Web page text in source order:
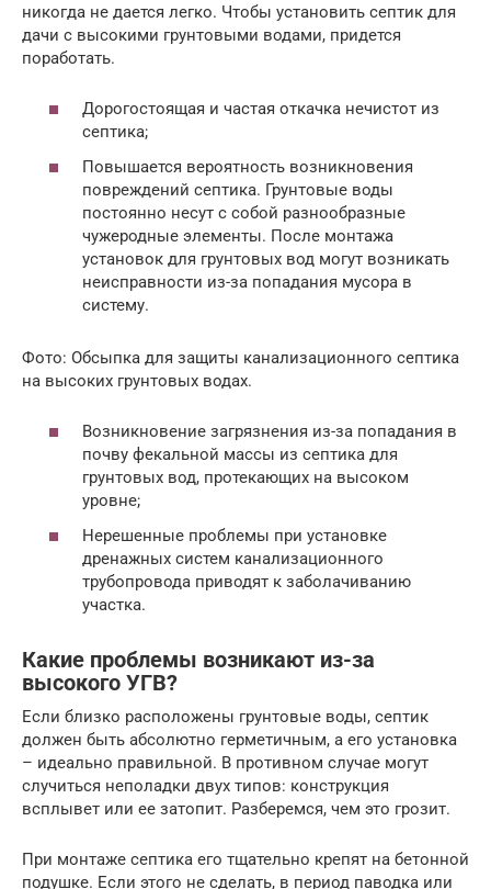
никогда не дается легко. Чтобы установить септик для
дачи с высокими грунтовыми водами, придется
поработать.
Дорогостоящая и частая откачка нечистот из
септика;
Повышается вероятность возникновения
повреждений септика. Грунтовые воды
постоянно несут с собой разнообразные
чужеродные элементы. После монтажа
установок для грунтовых вод могут возникать
неисправности из-за попадания мусора в
систему.
Фото: Обсыпка для защиты канализационного септика
на высоких грунтовых водах.
Возникновение загрязнения из-за попадания в
почву фекальной массы из септика для
грунтовых вод, протекающих на высоком
уровне;
Нерешенные проблемы при установке
дренажных систем канализационного
трубопровода приводят к заболачиванию
участка.
Какие проблемы возникают из-за
высокого УГВ?
Если близко расположены грунтовые воды, септик
должен быть абсолютно герметичным, а его установка
– идеально правильной. В противном случае могут
случиться неполадки двух типов: конструкция
всплывет или ее затопит. Разберемся, чем это грозит.
При монтаже септика его тщательно крепят на бетонной
подушке. Если этого не сделать, в период паводка или